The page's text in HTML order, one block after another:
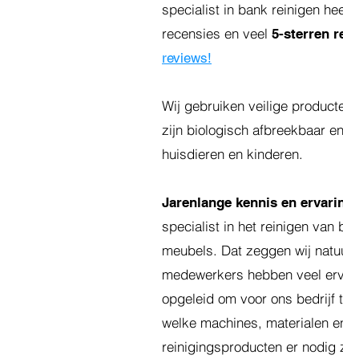
specialist in bank reinigen
recensies en veel 5-sterren
reviews!
Wij gebruiken veilige
zijn biologisch afbreekbaar
huisdieren en kinderen.
Jarenlange kennis en
specialist in het reinigen van
meubels. Dat zeggen wij
medewerkers hebben veel
opgeleid om voor ons bedrijf
welke machines, materialen
reinigingsproducten er nodig